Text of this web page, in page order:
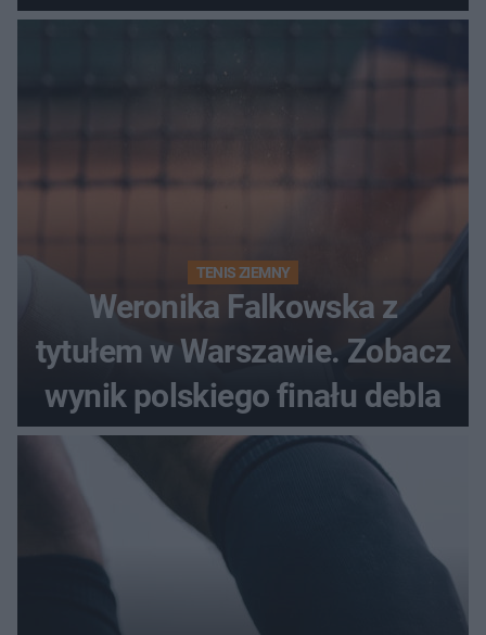
historii
TENIS ZIEMNY
Weronika Falkowska z
tytułem w Warszawie. Zobacz
wynik polskiego finału debla